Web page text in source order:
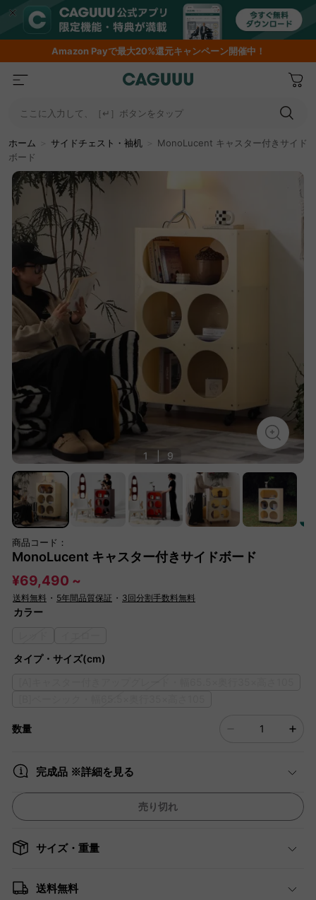
AmazonPayで最大20%還元キャンペーン開催中！
ここに入力して、［↵］ボタンをタップ
ホーム サイドチェスト・袖机
MonoLucent キャスター付きサイド
ボード
1 9
商品コード：
MonoLucent キャスター付きサイドボード
¥69,490 ~
送料無料 ・ 5年間品質保証 ・ 3回分割手数料無料
カラー
タイプ・サイズ(cm)
数量
完成品 ※詳細を見る
売り切れ
サイズ・重量
送料無料